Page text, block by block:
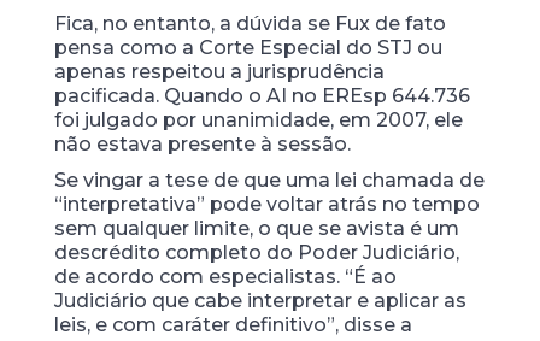
Fica, no entanto, a dúvida se Fux de fato
pensa como a Corte Especial do STJ ou
apenas respeitou a jurisprudência
pacificada. Quando o AI no EREsp 644.736
foi julgado por unanimidade, em 2007, ele
não estava presente à sessão.
Se vingar a tese de que uma lei chamada de
“interpretativa” pode voltar atrás no tempo
sem qualquer limite, o que se avista é um
descrédito completo do Poder Judiciário,
de acordo com especialistas. “É ao
Judiciário que cabe interpretar e aplicar as
leis, e com caráter definitivo”, disse a